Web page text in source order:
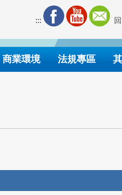
:::
商業環境 法規專區